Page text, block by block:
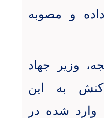
و مصوبه
وزیر جهاد
به این
وارد شده در